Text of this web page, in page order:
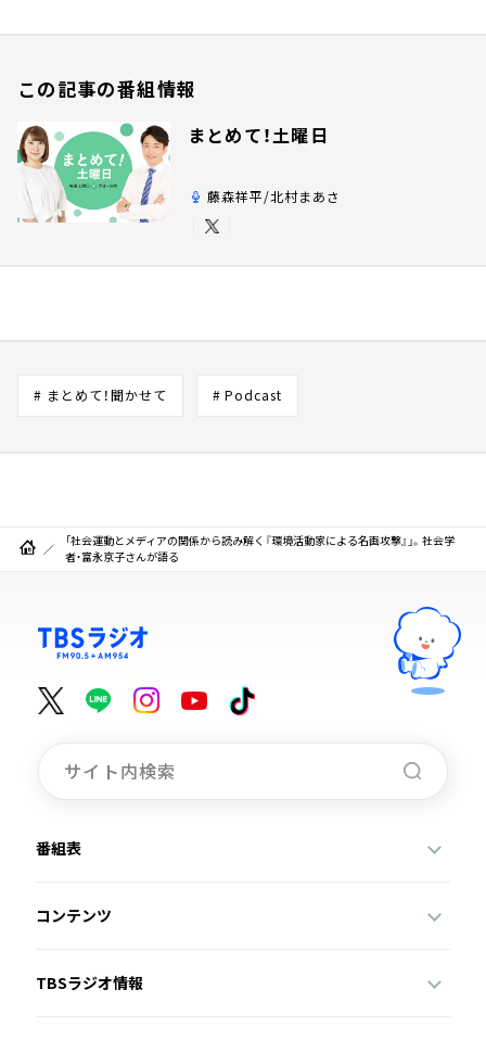
この記事の番組情報
まとめて！土曜日
藤森祥平/北村まあさ
# まとめて！聞かせて # Podcast
「社会運動とメディアの関係から読み解く『環境活動家による名画攻撃』」。社会学
者・富永京子さんが語る
番組表
コンテンツ
TBSラジオ情報